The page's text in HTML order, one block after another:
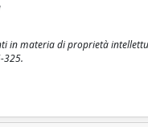
materia di proprietà intellettuale
325.